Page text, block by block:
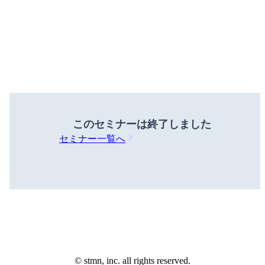
このセミナーは終了しました
セミナー一覧へ
©️ stmn, inc. all rights reserved.